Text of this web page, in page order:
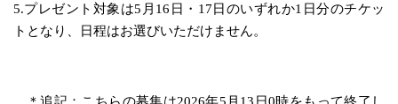
5.プレゼント対象は5月16日・17日のいずれか1日分のチケッ
トとなり、日程はお選びいただけません。
＊追記：こちらの募集は2026年5月13日0時をもって終了し